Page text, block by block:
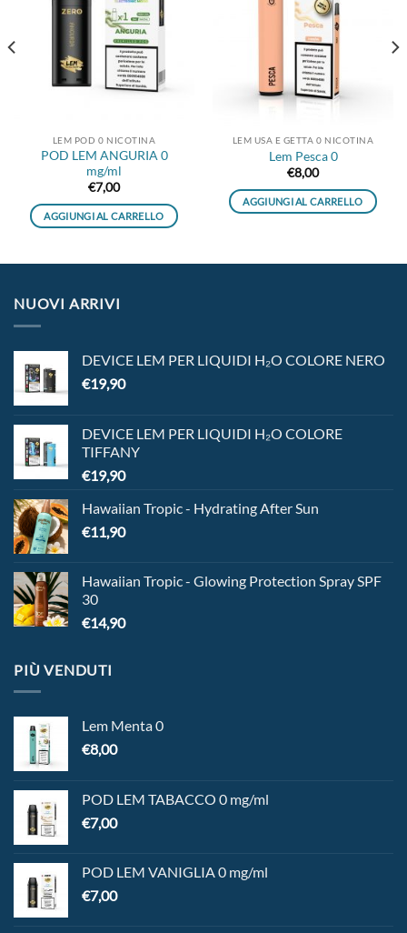
dei
desideri
LEM POD 0 NICOTINA
POD LEM ANGURIA 0
mg/ml
€7,00
AGGIUNGI AL CARRELLO
LEM USA E GETTA 0 NICOTINA
Lem Pesca 0
€8,00
AGGIUNGI AL CARRELLO
NUOVI ARRIVI
DEVICE LEM PER LIQUIDI H₂O COLORE NERO
€19,90
DEVICE LEM PER LIQUIDI H₂O COLORE
TIFFANY
€19,90
Hawaiian Tropic - Hydrating After Sun
€11,90
Hawaiian Tropic - Glowing Protection Spray SPF
30
€14,90
PIÙ VENDUTI
Lem Menta 0
€8,00
POD LEM TABACCO 0 mg/ml
€7,00
POD LEM VANIGLIA 0 mg/ml
€7,00